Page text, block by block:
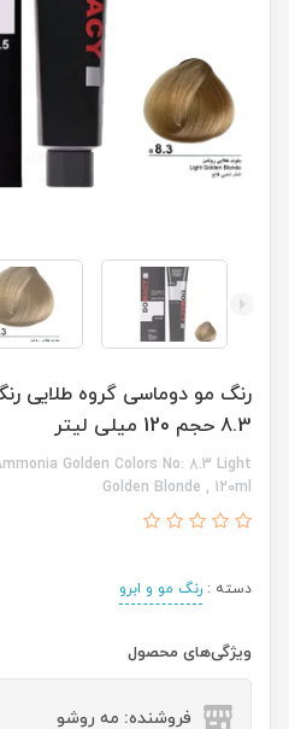
رنگ مو دوماسی گروه طلایی
8.3 حجم 120 میلی لیتر
Golden Colors No: 8.3 Light
Golden Blonde , 120ml
دسته : رنگ مو و ابرو
ویژگی‌های محصول
فروشنده: مه رو‌شو